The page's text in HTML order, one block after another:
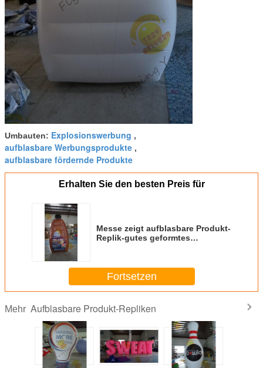
Umbauten: Explosionswerbung ,
aufblasbare Werbungsprodukte ,
aufblasbare fördernde Produkte
Erhalten Sie den besten Preis für
Messe zeigt aufblasbare Produkt-
Replik-gutes geformtes
Fortsetzen
Mehr Aufblasbare Produkt-Repliken